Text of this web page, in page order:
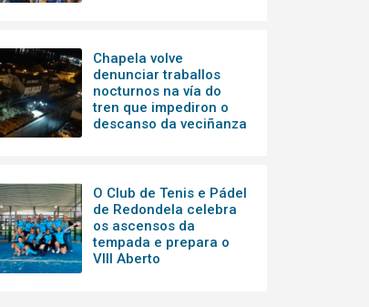
Chapela volve
denunciar traballos
nocturnos na vía do
tren que impediron o
descanso da veciñanza
O Club de Tenis e Pádel
de Redondela celebra
os ascensos da
tempada e prepara o
VIII Aberto